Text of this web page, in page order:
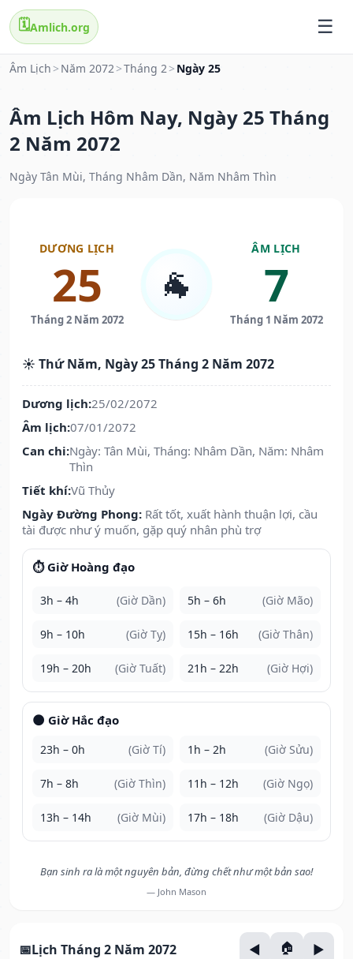
🗓️Amlich.org
Âm Lịch > Năm 2072>Tháng 2> Ngày 25
Âm Lịch Hôm Nay, Ngày 25 Tháng
2 Năm 2072
Ngày Tân Mùi, Tháng Nhâm Dần, Năm Nhâm Thìn
DƯƠNG LỊCH
25
Tháng 2 Năm 2072
🐐
ÂM LỊCH
7
Tháng 1 Năm 2072
☀️ Thứ Năm, Ngày 25 Tháng 2 Năm 2072
Dương lịch:25/02/2072
Âm lịch:07/01/2072
Can chi:Ngày: Tân Mùi, Tháng: Nhâm Dần, Năm: Nhâm
Thìn
Tiết khí:Vũ Thủy
Ngày Đường Phong: Rất tốt, xuất hành thuận lợi, cầu
tài được như ý muốn, gặp quý nhân phù trợ
⏱️ Giờ Hoàng đạo
3h – 4h (Giờ Dần) 5h – 6h (Giờ Mão)
9h – 10h (Giờ Tỵ) 15h – 16h (Giờ Thân)
19h – 20h (Giờ Tuất) 21h – 22h (Giờ Hợi)
🌑 Giờ Hắc đạo
23h – 0h (Giờ Tí) 1h – 2h (Giờ Sửu)
7h – 8h (Giờ Thìn) 11h – 12h (Giờ Ngọ)
13h – 14h (Giờ Mùi) 17h – 18h (Giờ Dậu)
Bạn sinh ra là một nguyên bản, đừng chết như một bản sao!
— John Mason
Lịch Tháng 2 Năm 2072